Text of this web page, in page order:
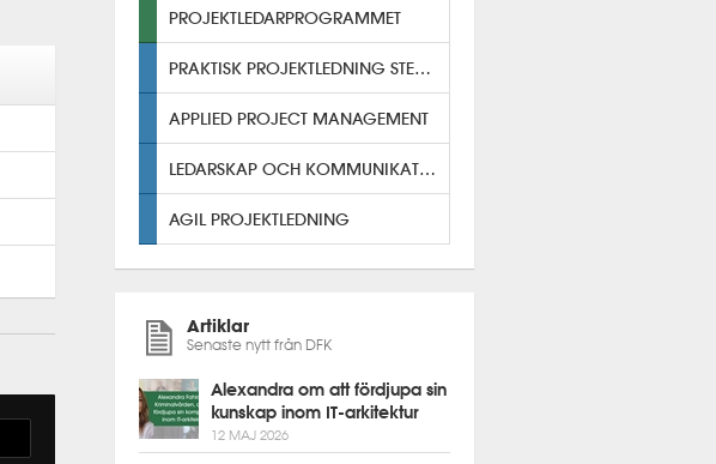
PROJEKTLEDARPROGRAMMET
PRAKTISK PROJEKTLEDNING STEG TVÅ
APPLIED PROJECT MANAGEMENT
LEDARSKAP OCH KOMMUNIKATION
AGIL PROJEKTLEDNING
Artiklar
Senaste nytt från DFK
Alexandra om att fördjupa sin
kunskap inom IT-arkitektur
12 MAJ 2026